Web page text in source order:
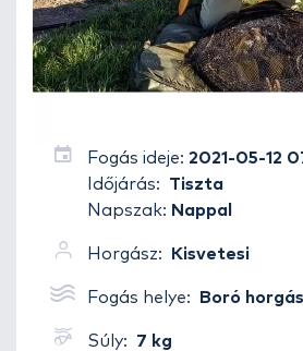
Fogás ideje: 2021-05-12
Időjárás:
Tiszta
Napszak: Nappal
Horgász: Kisvetesi
Fogás helye: Boró
Súly: 7 kg